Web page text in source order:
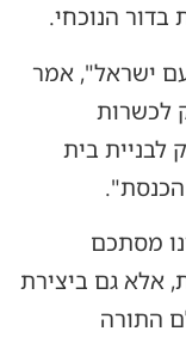
הנוכחי.
ישראל", אמר
לכשרות
לבניית בית
מסתכם
אלא גם ביצירת
התורה